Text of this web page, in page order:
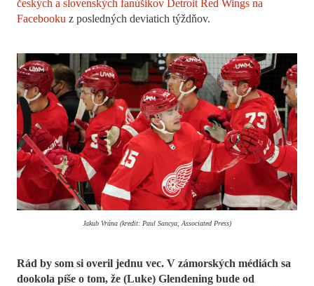
českých a slovenských fanúšikov Detroit Red Wings na
Facebooku z posledných deviatich týždňov.
Jakub Vrána (kredit: Paul Sancya, Associated Press)
Rád by som si overil jednu vec. V zámorských médiách sa
dookola píše o tom, že (Luke) Glendening bude od